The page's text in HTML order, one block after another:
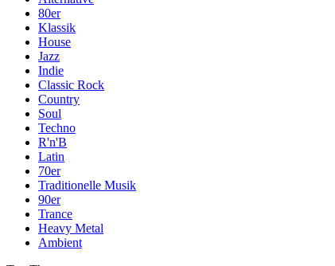
80er
Klassik
House
Jazz
Indie
Classic Rock
Country
Soul
Techno
R'n'B
Latin
70er
Traditionelle Musik
90er
Trance
Heavy Metal
Ambient